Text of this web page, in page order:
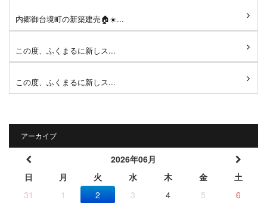
内郷御台境町の新築建売🏠☀️...
この度、ふくまるに新しス...
この度、ふくまるに新しス...
アーカイブ
2026年06月
日
月 火 水 木 金
土
31
1 2 3 4 5 6